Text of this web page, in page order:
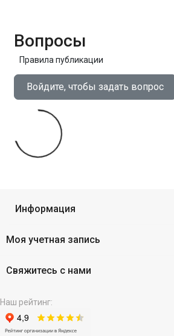
Вопросы
Правила публикации
Войдите, чтобы задать вопрос
Информация
Моя учетная запись
Свяжитесь с нами
Наш рейтинг: